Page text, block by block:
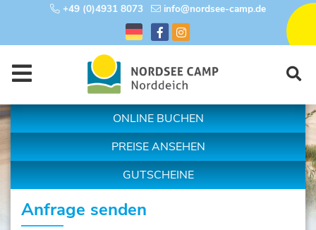
+49 (0)4931 8073 info@nordsee-camp.de
ONLINE BUCHEN
PREISE ANSEHEN
GUTSCHEINE
Anfrage senden